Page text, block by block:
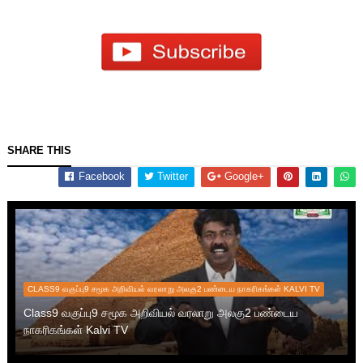
SHARE THIS
Facebook Twitter Google+
CLASS9 வகுப்பு9 சமூக அறிவியல் வரலாறு அலகு2 பண்டைய நாகரிகங்கள் KALVI TV
Class9 வகுப்பு9 சமூக அறிவியல் வரலாறு அலகு2 பண்டைய
நாகரிகங்கள் Kalvi TV